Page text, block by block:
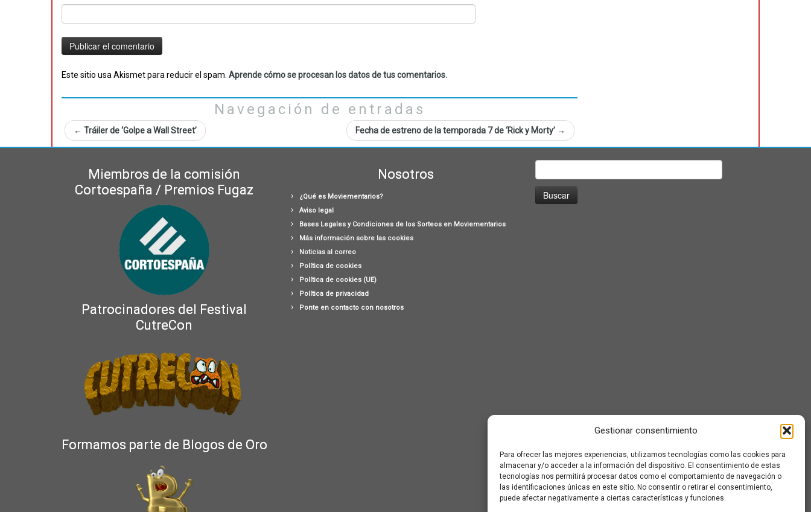
Gestionar consentimiento
Para ofrecer las mejores experiencias, utilizamos tecnologías como las cookies para
almacenar y/o acceder a la información del dispositivo. El consentimiento de estas
tecnologías nos permitirá procesar datos como el comportamiento de navegación o
las identificaciones únicas en este sitio. No consentir o retirar el consentimiento,
puede afectar negativamente a ciertas características y funciones.
Este sitio usa Akismet para reducir el spam. Aprende cómo se procesan los datos de tus comentarios.
Navegación de entradas
← Tráiler de ‘Golpe a Wall Street’ Fecha de estreno de la temporada 7 de ‘Rick y Morty’ →
Miembros de la comisión
Cortoespaña / Premios Fugaz
Patrocinadores del Festival
CutreCon
Formamos parte de Blogos de Oro
Nosotros
¿Qué es Moviementarios?
Aviso legal
Bases Legales y Condiciones de los Sorteos en Moviementarios
Más información sobre las cookies
Noticias al correo
Política de cookies
Política de cookies (UE)
Política de privacidad
Ponte en contacto con nosotros